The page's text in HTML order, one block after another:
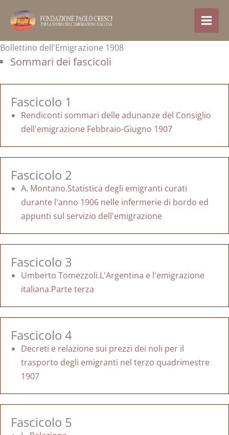
contenido
Bollettino dell'Emigrazione 1908
Sommari dei fascicoli
Fascicolo 1
Rendiconti sommari delle adunanze del Consiglio
dell'emigrazione Febbraio-Giugno 1907
Fascicolo 2
A. Montano.Statistica degli emigranti curati
durante l'anno 1906 nelle infermerie di bordo ed
appunti sul servizio dell'emigrazione
Fascicolo 3
Umberto Tomezzoli.L'Argentina e l'emigrazione
italiana.Parte terza
Fascicolo 4
Decreti e relazione sui prezzi dei noli per il
trasporto degli emigranti nel terzo quadrimestre
1907
Fascicolo 5